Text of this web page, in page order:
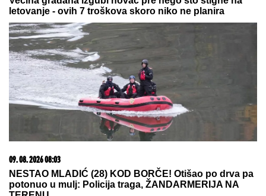
Zvezda dovodi košarkaša Reala! Veliko pojačanje
STIGLOUPOZORENjE U HUMSKOJ!
Crno-belima se loše piše!